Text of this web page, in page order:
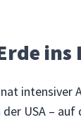
ins
intensiver
USA – auf